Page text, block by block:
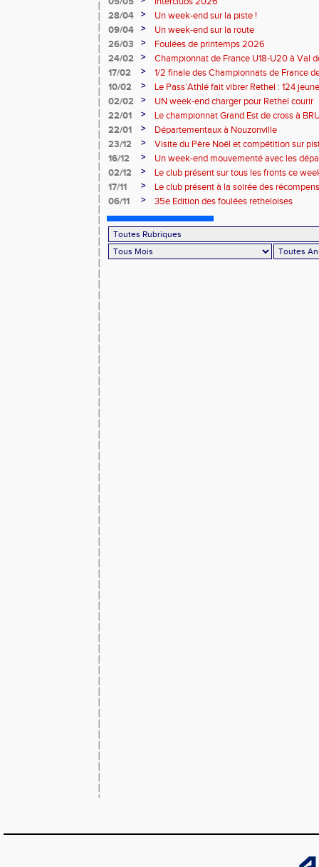
28/04
>
Un week-end sur la piste !
09/04
>
Un week-end sur la route
26/03
>
Foulées de printemps 2026
24/02
>
Championnat de France U18-U20 à Val
17/02
>
1/2 finale des Championnats de France
10/02
>
Le Pass’Athlé fait vibrer Rethel : 124
02/02
>
UN week-end charger pour Rethel courir
22/01
>
Le championnat Grand Est de cross à
22/01
>
Départementaux à Nouzonville
23/12
>
Visite du Père Noël et compétition sur
16/12
>
Un week-end mouvementé avec les
02/12
>
Le club présent sur tous les fronts ce
17/11
>
Le club présent à la soirée des
l’Atmosphère
06/11 > 35e Edition des foulées retheloises